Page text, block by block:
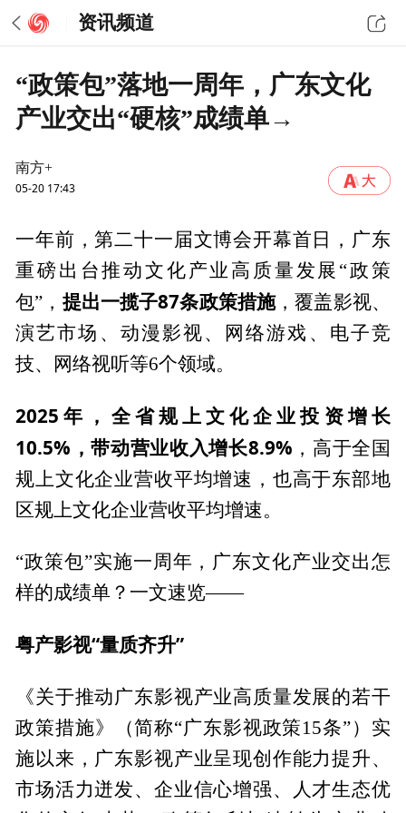
资讯频道
“政策包”落地一周年，广东文化
产业交出“硬核”成绩单→
南方+
05-20 17:43
一年前，第二十一届文博会开幕首日，广东
重磅出台推动文化产业高质量发展“政策
包”， 提出一揽子87条政策措施，覆盖影视、
演艺市场、动漫影视、网络游戏、电子竞
技、网络视听等6个领域。
2025年，全省规上文化企业投资增长
10.5%，带动营业收入增长8.9% ，高于全国
规上文化企业营收平均增速，也高于东部地
区规上文化企业营收平均增速。
“政策包”实施一周年，广东文化产业交出怎
样的成绩单？一文速览——
粤产影视“量质齐升”
《关于推动广东影视产业高质量发展的若干
政策措施》（简称“广东影视政策15条”）实
施以来，广东影视产业呈现创作能力提升、
市场活力迸发、企业信心增强、人才生态优